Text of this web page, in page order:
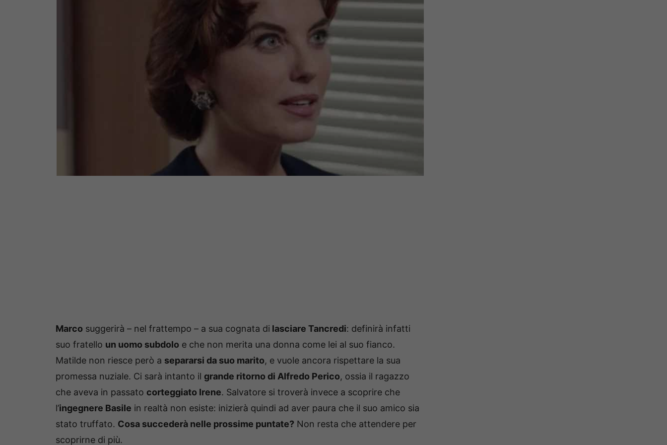
Marco suggerirà – nel frattempo – a sua cognata di lasciare Tancredi: definirà infatti
suo fratello un uomo subdolo e che non merita una donna come lei al suo fianco.
Matilde non riesce però a separarsi da suo marito, e vuole ancora rispettare la sua
promessa nuziale. Ci sarà intanto il grande ritorno di Alfredo Perico, ossia il ragazzo
che aveva in passato corteggiato Irene. Salvatore si troverà invece a scoprire che
l’ingegnere Basile in realtà non esiste: inizierà quindi ad aver paura che il suo amico sia
stato truffato. Cosa succederà nelle prossime puntate? Non resta che attendere per
scoprirne di più.